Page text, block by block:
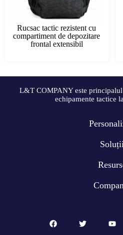
Rucsac tactic rezistent cu
compartiment de depozitare
frontal extensibil
L&T COMPANY este
echipamente tactice